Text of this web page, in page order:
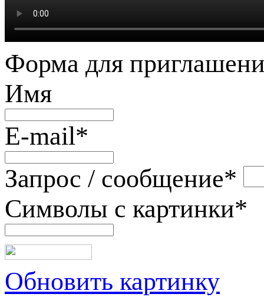
Форма для
Имя
E-mail*
Запрос / сообщение*
Символы с картинки*
Обновить картинку